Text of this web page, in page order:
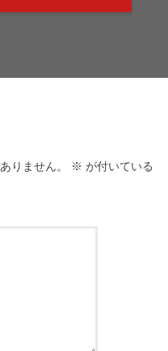
りません。 ※ が付いている